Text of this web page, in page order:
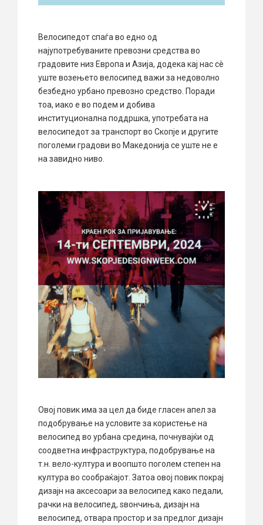
Велосипедот спаѓа во едно од
најупотребуваните превозни средства во
градовите низ Европа и Азија, додека кај нас сè
уште возењето велосипед важи за недоволно
безбедно урбано превозно средство. Поради
тоа, иако е во подем и добива
институционална поддршка, употребата на
велосипедот за транспорт во Скопје и другите
поголеми градови во Македонија се уште не е
на завидно ниво.
Овој повик има за цел да биде гласен апел за
подобрување на условите за користење на
велосипед во урбана средина, почнувајќи од
соодветна инфраструктура, подобрување на
т.н. вело-култура и воопшто поголем степен на
култура во сообраќајот. Затоа овој повик покрај
дизајн на аксесоари за велосипед како педали,
рачки на велосипед, ѕвончиња, дизајн на
велосипед, отвара простор и за предлог дизајн